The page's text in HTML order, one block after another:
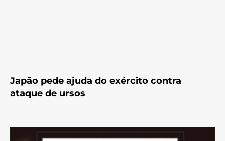
Japão pede ajuda do exército contra
ataque de ursos